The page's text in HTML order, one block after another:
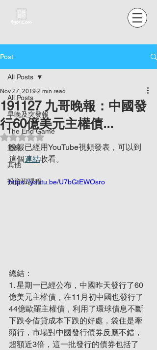
Post
All Posts
早晚及突發報
The End Game
週報
其他
投資班課程
All Posts
191127 九哥晚報：中國發
行60億美元主權債...
Nov 27, 2019 2 min read
Rated NaN out of 5 stars.
晚報已經用YouTube視頻發表，可以到
這個連結收看。
https://youtu.be/U7bGtEWOsro
總結：
1. 星期一已經公布，中國昨天發行了60
億美元主權債，在11月初中國也發行了
44億歐羅主權債，利用了環球債息不斷
下跌令借貸成本下跌的好處，袋住是牽
頭行，市場對中國發行債券反應不錯，
超額近3倍，這一批發行的債券包括了